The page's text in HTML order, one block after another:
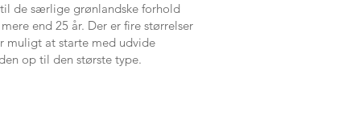
de særlige grønlandske forhold
end 25 år. Der er fire størrelser
muligt at starte med udvide
op til den største type.